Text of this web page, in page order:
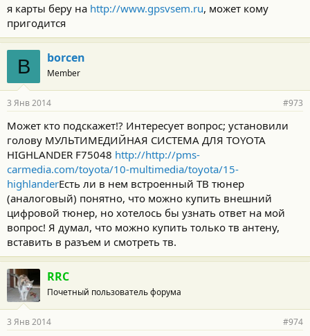
я карты беру на http://www.gpsvsem.ru, может кому
пригодится
B borcen
Member
3 Янв 2014 #973
Может кто подскажет!? Интересует вопрос; установили
голову МУЛЬТИМЕДИЙНАЯ СИСТЕМА ДЛЯ TOYOTA
HIGHLANDER F75048 http://http://pms-
carmedia.com/toyota/10-multimedia/toyota/15-
highlanderЕсть ли в нем встроенный ТВ тюнер
(аналоговый) понятно, что можно купить внешний
цифровой тюнер, но хотелось бы узнать ответ на мой
вопрос! Я думал, что можно купить только тв антену,
вставить в разъем и смотреть тв.
RRC
Почетный пользователь форума
3 Янв 2014 #974